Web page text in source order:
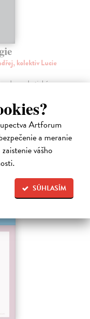
Artforum
a meranie
vášho
SÚHLASÍM
kolektiv Lucie
oboru plastické,
jako v ostatních